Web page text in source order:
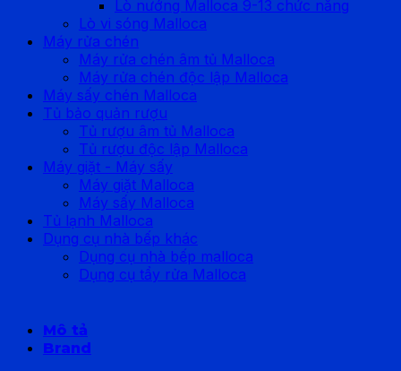
Lò nướng Malloca 9-13 chức năng
Lò vi sóng Malloca
Máy rửa chén
Máy rửa chén âm tủ Malloca
Máy rửa chén độc lập Malloca
Máy sấy chén Malloca
Tủ bảo quản rượu
Tủ rượu âm tủ Malloca
Tủ rượu độc lập Malloca
Máy giặt - Máy sấy
Máy giặt Malloca
Máy sấy Malloca
Tủ lạnh Malloca
Dụng cụ nhà bếp khác
Dụng cụ nhà bếp malloca
Dụng cụ tẩy rửa Malloca
Mô tả
Brand